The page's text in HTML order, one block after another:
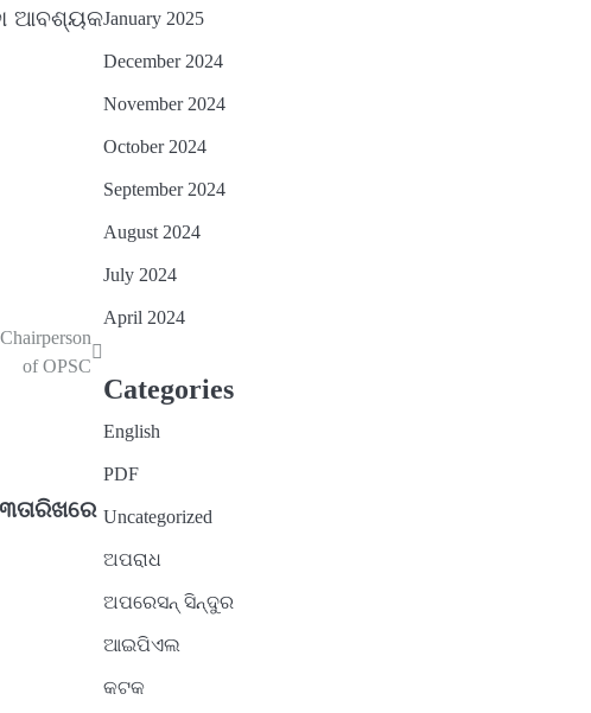
ଆବଶ୍ୟକ
of OPSC
୩ତାରିଖରେ
January 2025
December 2024
November 2024
October 2024
September 2024
August 2024
July 2024
April 2024
Categories
English
PDF
Uncategorized
ଅପରାଧ
ଅପରେସନ୍ ସିନ୍ଦୁର
ଆଇପିଏଲ
କଟକ